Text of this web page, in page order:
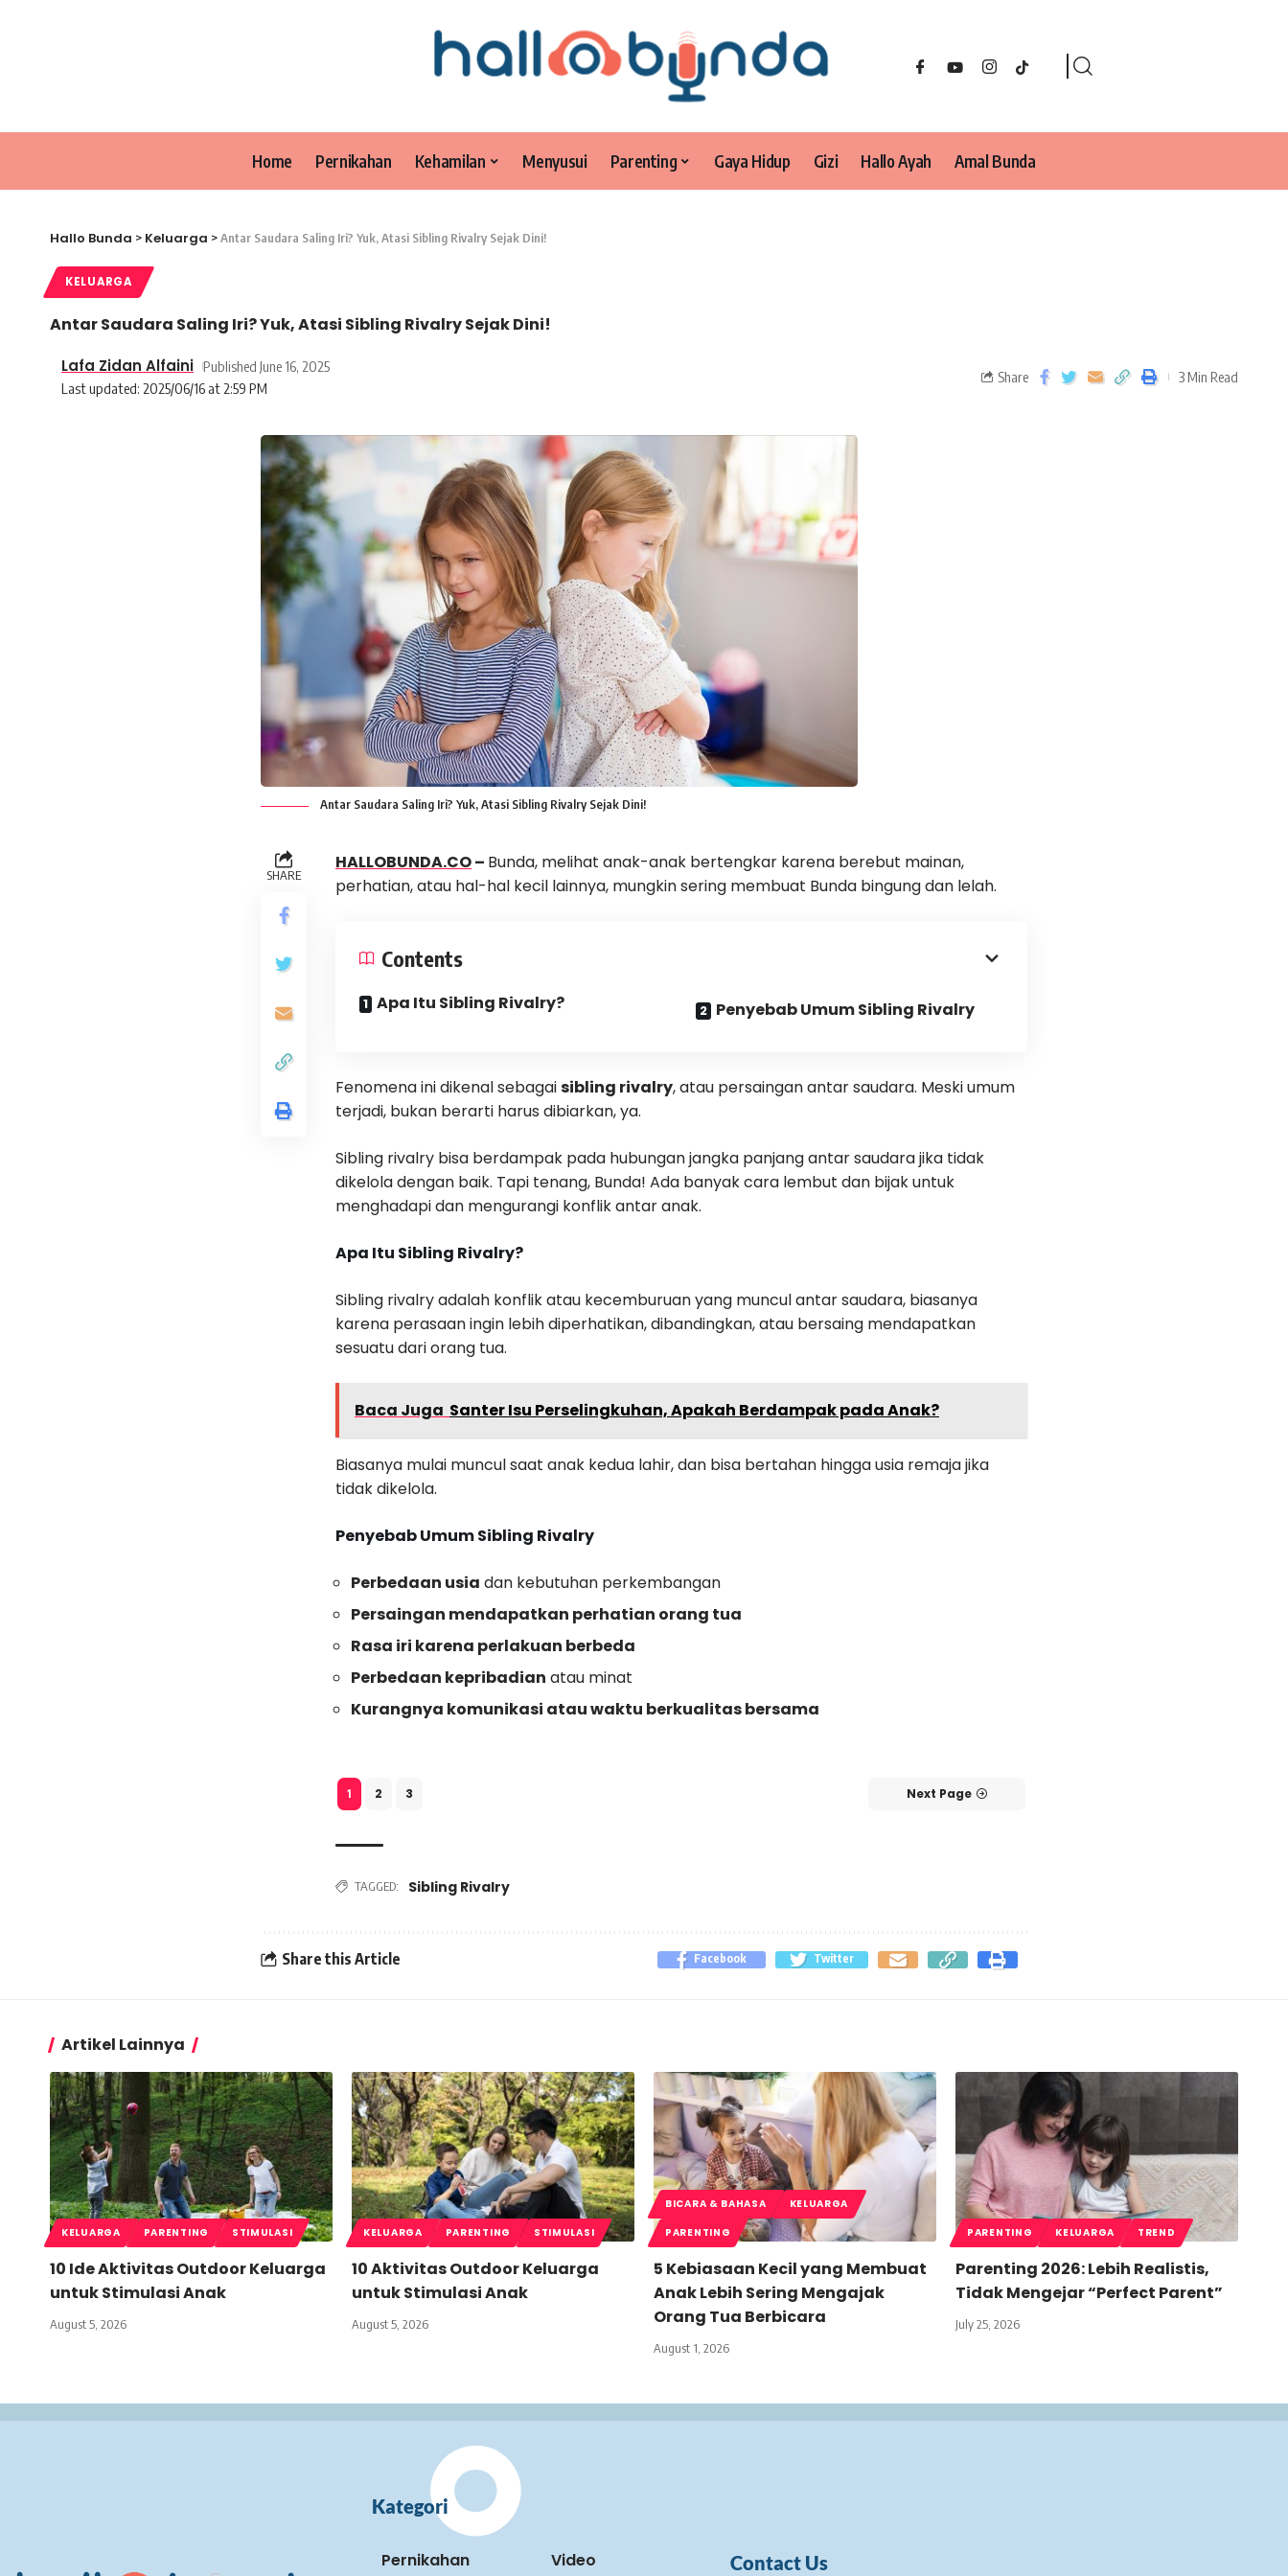
Home Pernikahan Kehamilan Menyusui Parenting Gaya Hidup Gizi Hallo Ayah Amal Bunda
Hallo Bunda > Keluarga >Antar Saudara Saling Iri? Yuk, Atasi Sibling Rivalry Sejak Dini!
KELUARGA
Antar Saudara Saling Iri? Yuk, Atasi Sibling Rivalry Sejak Dini!
Last updated: 2025/06/16 at 2:59 PM
Lafa Zidan Alfaini Published June 16, 2025
Share 3 Min Read
Antar Saudara Saling Iri? Yuk, Atasi Sibling Rivalry Sejak Dini!
SHARE
HALLOBUNDA.CO– Bunda, melihat anak-anak bertengkar karena berebut mainan,
perhatian, atau hal-hal kecil lainnya, mungkin sering membuat Bunda bingung dan lelah.
Contents
Apa Itu Sibling Rivalry? Penyebab Umum Sibling Rivalry
Fenomena ini dikenal sebagaisibling rivalry, atau persaingan antar saudara. Meski umum
terjadi, bukan berarti harus dibiarkan, ya.
Sibling rivalry bisa berdampak pada hubungan jangka panjang antar saudara jika tidak
dikelola dengan baik. Tapi tenang, Bunda! Ada banyak cara lembut dan bijak untuk
menghadapi dan mengurangi konflik antar anak.
Apa Itu Sibling Rivalry?
Sibling rivalry adalah konflik atau kecemburuan yang muncul antar saudara, biasanya
karena perasaan ingin lebih diperhatikan, dibandingkan, atau bersaing mendapatkan
sesuatu dari orang tua.
Baca Juga Santer Isu Perselingkuhan, Apakah Berdampak pada Anak?
Biasanya mulai muncul saat anak kedua lahir, dan bisa bertahan hingga usia remaja jika
tidak dikelola.
Penyebab Umum Sibling Rivalry
Perbedaan usia dan kebutuhan perkembangan
Persaingan mendapatkan perhatian orang tua
Rasa iri karena perlakuan berbeda
Perbedaan kepribadian atau minat
Kurangnya komunikasi atau waktu berkualitas bersama
1 2 3 Next Page
TAGGED: Sibling Rivalry
Share this Article Facebook Twitter
Artikel Lainnya
KELUARGA PARENTING STIMULASI
10 Ide Aktivitas Outdoor Keluarga
untuk Stimulasi Anak
August 5, 2026
KELUARGA PARENTING STIMULASI
10 Aktivitas Outdoor Keluarga
untuk Stimulasi Anak
August 5, 2026
BICARA & BAHASA
KELUARGA
PARENTING
5 Kebiasaan Kecil yang Membuat
Anak Lebih Sering Mengajak
Orang Tua Berbicara
August 1, 2026
PARENTING KELUARGA TREND
Parenting 2026: Lebih Realistis,
Tidak Mengejar “Perfect Parent”
July 25, 2026
Kategori
Pernikahan Video Contact Us